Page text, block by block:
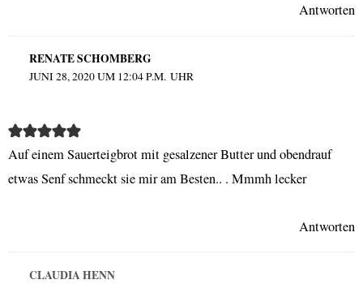
Antworten
RENATE SCHOMBERG
JUNI 28, 2020 UM 12:04 P.M. UHR
Auf einem Sauerteigbrot mit gesalzener Butter und obendrauf
etwas Senf schmeckt sie mir am Besten.. . Mmmh lecker
Antworten
CLAUDIA HENN